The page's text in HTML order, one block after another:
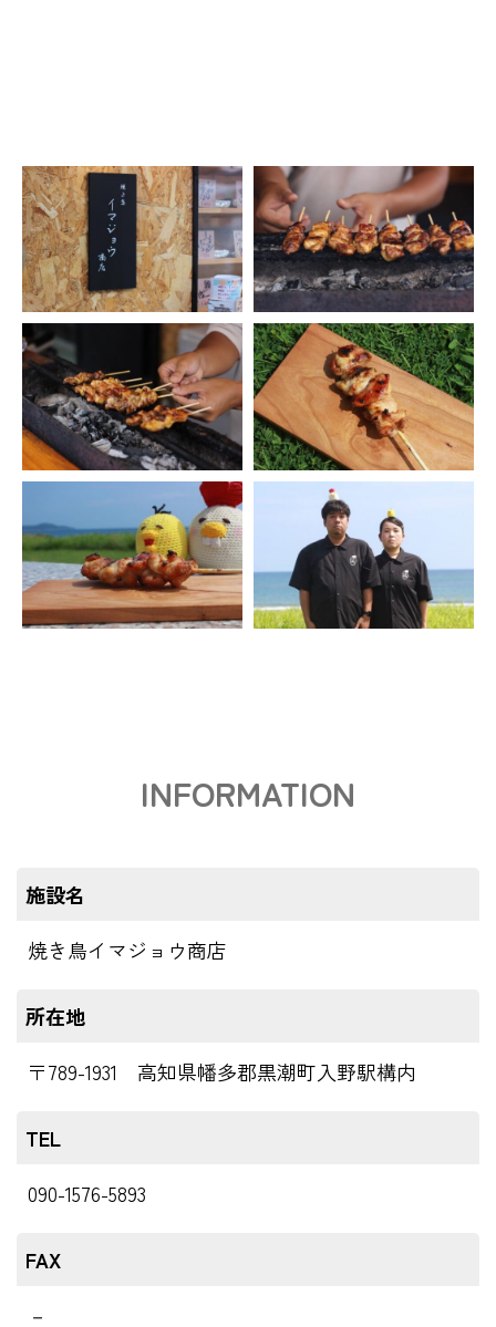
INFORMATION
施設名
焼き鳥イマジョウ商店
所在地
〒789-1931 高知県幡多郡黒潮町入野駅構内
TEL
090-1576-5893
FAX
－